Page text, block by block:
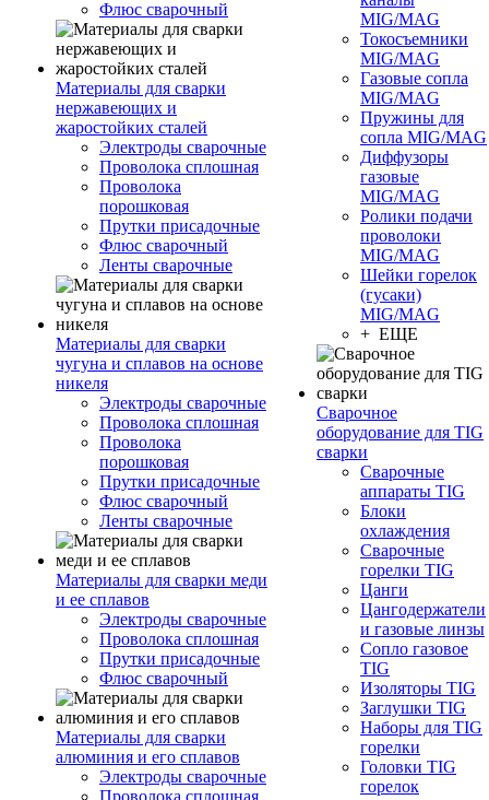
Флюс сварочный
Материалы для сварки
нержавеющих и
жаростойких сталей
Электроды сварочные
Проволока сплошная
Проволока
порошковая
Прутки присадочные
Флюс сварочный
Ленты сварочные
Материалы для сварки
чугуна и сплавов на основе
никеля
Электроды сварочные
Проволока сплошная
Проволока
порошковая
Прутки присадочные
Флюс сварочный
Ленты сварочные
Материалы для сварки меди
и ее сплавов
Электроды сварочные
Проволока сплошная
Прутки присадочные
Флюс сварочный
Материалы для сварки
алюминия и его сплавов
Электроды сварочные
Проволока сплошная
MIG/MAG
Токосъемники
MIG/MAG
Газовые сопла
MIG/MAG
Пружины для
сопла MIG/MAG
Диффузоры
газовые
MIG/MAG
Ролики подачи
проволоки
MIG/MAG
Шейки горелок
(гусаки)
MIG/MAG
+ ЕЩЕ
Сварочное
оборудование для TIG
сварки
Сварочные
аппараты TIG
Блоки
охлаждения
Сварочные
горелки TIG
Цанги
Цангодержатели
и газовые линзы
Сопло газовое
TIG
Изоляторы TIG
Заглушки TIG
Наборы для TIG
горелки
Головки TIG
горелок